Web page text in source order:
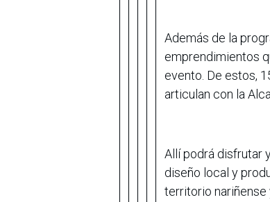
Además de la
emprendimientos
evento. De estos,
articulan con la
Allí podrá disfrutar
diseño local y
territorio nariñense